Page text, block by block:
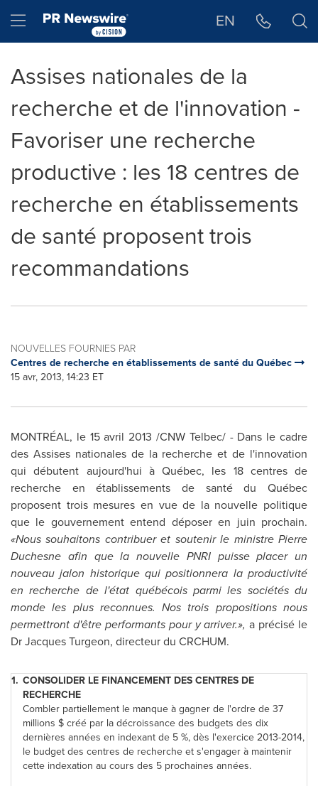
Hamburger menu EN
Assises nationales de la
recherche et de l'innovation -
Favoriser une recherche
productive : les 18 centres de
recherche en établissements
de santé proposent trois
recommandations
NOUVELLES FOURNIES PAR
Centres de recherche en établissements de santé du Québec
15 avr, 2013, 14:23 ET
MONTRÉAL, le 15 avril 2013 /CNW Telbec/ - Dans le cadre
des Assises nationales de la recherche et de l'innovation
qui débutent aujourd'hui à Québec, les 18 centres de
recherche en établissements de santé du Québec
proposent trois mesures en vue de la nouvelle politique
que le gouvernement entend déposer en juin prochain.
«Nous souhaitons contribuer et soutenir le ministre Pierre
Duchesne afin que la nouvelle PNRI puisse placer un
nouveau jalon historique qui positionnera la productivité
en recherche de l'état québécois parmi les sociétés du
monde les plus reconnues. Nos trois propositions nous
permettront d'être performants pour y arriver.», a précisé le
DrJacques Turgeon, directeur du CRCHUM.
1. CONSOLIDER LE FINANCEMENT DES CENTRES DE
RECHERCHE
Combler partiellement le manque à gagner de l'ordre de 37
millions $ créé par la décroissance des budgets des dix
dernières années en indexant de 5 %, dès l'exercice 2013-2014,
le budget des centres de recherche et s'engager à maintenir
cette indexation au cours des 5 prochaines années.